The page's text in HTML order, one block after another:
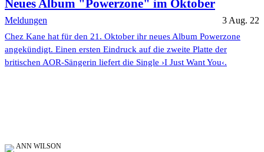
Neues Album "Powerzone" im Oktober
Meldungen 3 Aug. 22
Chez Kane hat für den 21. Oktober ihr neues Album Powerzone
angekündigt. Einen ersten Eindruck auf die zweite Platte der
britischen AOR-Sängerin liefert die Single ›I Just Want You‹.
ANN WILSON